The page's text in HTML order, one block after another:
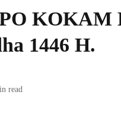
KOKAM
1446 H.
read